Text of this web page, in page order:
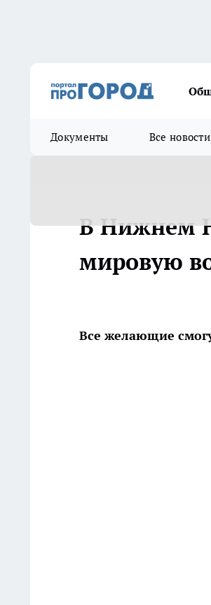
Документы Все новости
В Нижнем
мировую
Все желающие